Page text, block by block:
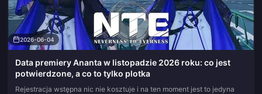
2026-06-04
Data premiery Ananta w listopadzie 2026 roku: co jest
potwierdzone, a co to tylko plotka
Rejestracja wstępna nic nie kosztuje i na ten moment jest to jedyna